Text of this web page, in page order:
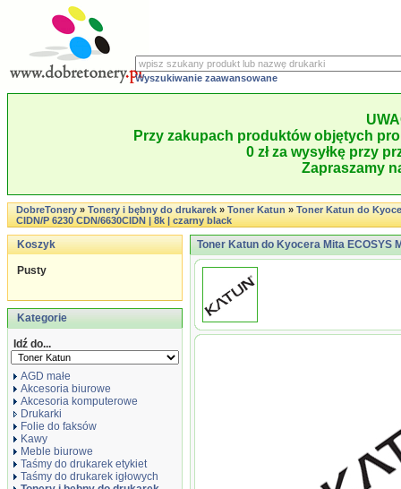
Wyszukiwanie zaawansowane
Przy zakupach produktów objętych
0 zł za wysyłkę przy
Zapraszamy
DobreTonery»Tonery i bębny do drukarek»Toner Katun»Toner Katun do
CIDN/P 6230 CDN/6630CIDN | 8k | czarny black
Koszyk
Pusty
Kategorie
Idź do...
AGD małe
Akcesoria biurowe
Akcesoria komputerowe
Drukarki
Folie do faksów
Kawy
Meble biurowe
Taśmy do drukarek etykiet
Taśmy do drukarek igłowych
Toner Katun do Kyocera Mita ECOSYS